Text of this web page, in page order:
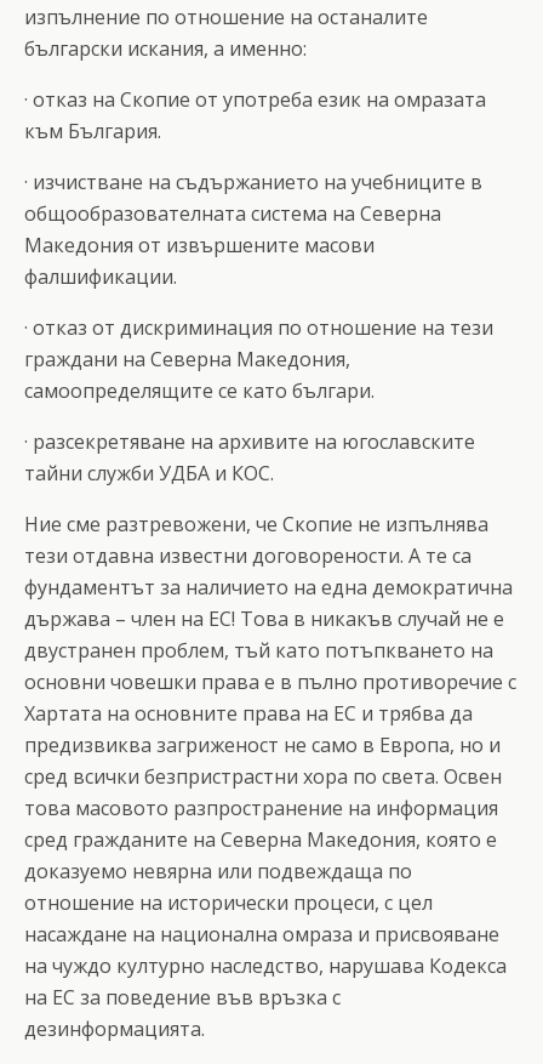
изпълнение по отношение на останалите
български искания, а именно:
· отказ на Скопие от употреба език на омразата
към България.
· изчистване на съдържанието на учебниците в
общообразователната система на Северна
Македония от извършените масови
фалшификации.
· отказ от дискриминация по отношение на тези
граждани на Северна Македония,
самоопределящите се като българи.
· разсекретяване на архивите на югославските
тайни служби УДБА и КОС.
Ние сме разтревожени, че Скопие не изпълнява
тези отдавна известни договорености. А те са
фундаментът за наличието на една демократична
държава – член на ЕС! Това в никакъв случай не е
двустранен проблем, тъй като потъпкването на
основни човешки права е в пълно противоречие с
Хартата на основните права на ЕС и трябва да
предизвиква загриженост не само в Европа, но и
сред всички безпристрастни хора по света. Освен
това масовото разпространение на информация
сред гражданите на Северна Македония, която е
доказуемо невярна или подвеждаща по
отношение на исторически процеси, с цел
насаждане на национална омраза и присвояване
на чуждо културно наследство, нарушава Кодекса
на ЕС за поведение във връзка с
дезинформацията.